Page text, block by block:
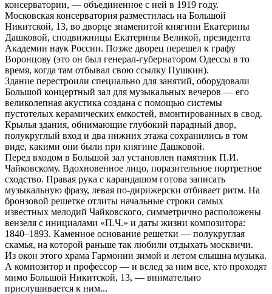
консерватории, — объединенное с ней в 1919 году.
Московская консерватория разместилась на Большой
Никитской, 13, во дворце знаменитой княгини Екатерины
Дашковой, сподвижницы Екатерины Великой, президента
Академии наук России. Позже дворец перешел к графу
Воронцову (это он был генерал-губернатором Одессы в то
время, когда там отбывал свою ссылку Пушкин).
Здание перестроили специально для занятий, оборудовали
Большой концертный зал для музыкальных вечеров — его
великолепная акустика создана с помощью системы
пустотелых керамических емкостей, вмонтированных в свод.
Крылья здания, обнимающие глубокий парадный двор,
полукруглый вход и два нижних этажа сохранились в том
виде, какими они были при княгине Дашковой.
Перед входом в Большой зал установлен памятник П.И.
Чайковскому. Вдохновенное лицо, поразительное портретное
сходство. Правая рука с карандашом готова записать
музыкальную фразу, левая по-дирижерски отбивает ритм. На
бронзовой решетке отлиты начальные строки самых
известных мелодий Чайковского, симметрично расположены
вензеля с инициалами «П.Ч.» и даты жизни композитора:
1840–1893. Каменное основание решетки — полукруглая
скамья, на которой раньше так любили отдыхать москвичи.
Из окон этого храма Гармонии зимой и летом слышна музыка.
А композитор и профессор — и вслед за ним все, кто проходят
мимо Большой Никитской, 13, — внимательно
прислушивается к ним...